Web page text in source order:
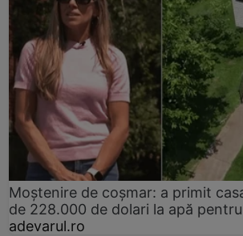
Moștenire de coșmar: a primit
de 228.000 de dolari la apă
adevarul.ro